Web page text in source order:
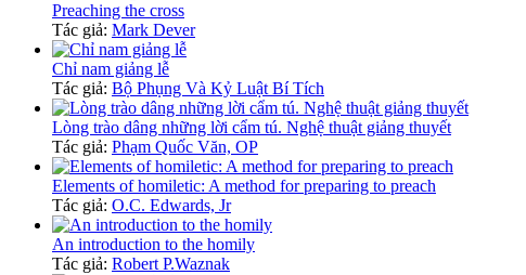
Preaching the cross
Tác giả: Mark Dever
Chỉ nam giảng lễ
Tác giả: Bộ Phụng Và Kỷ Luật Bí Tích
Lòng trào dâng những lời cẩm tú. Nghệ thuật giảng thuyết
Tác giả: Phạm Quốc Văn, OP
Elements of homiletic: A method for preparing to preach
Tác giả: O.C. Edwards, Jr
An introduction to the homily
Tác giả: Robert P.Waznak